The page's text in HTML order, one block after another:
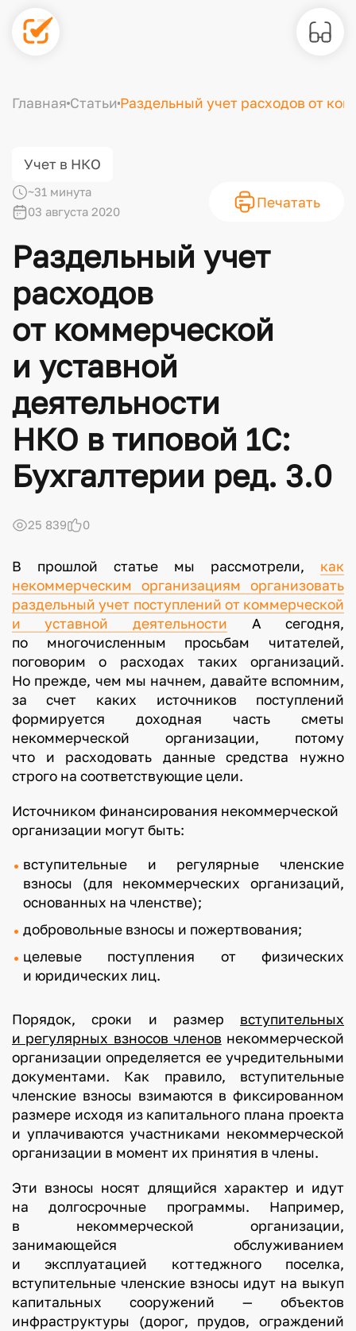
Главная Статьи Раздельный учет расходов от
Учет в НКО
~31 минута
03 августа 2020
Печатать
Раздельный учет
расходов
от коммерческой
и уставной
деятельности
НКО в типовой 1С:
Бухгалтерии ред. 3.0
25 839 0
В прошлой статье мы рассмотрели, как
некоммерческим организациям организовать
раздельный учет поступлений от коммерческой
и уставной деятельности А сегодня,
по многочисленным просьбам читателей,
поговорим о расходах таких организаций.
Но прежде, чем мы начнем, давайте вспомним,
за счет каких источников поступлений
формируется доходная часть сметы
некоммерческой организации, потому
что и расходовать данные средства нужно
строго на соответствующие цели.
Источником финансирования некоммерческой
организации могут быть:
вступительные и регулярные членские
взносы (для некоммерческих организаций,
основанных на членстве);
добровольные взносы и пожертвования;
целевые поступления от физических
и юридических лиц.
Порядок, сроки и размер вступительных
и регулярных взносов членов некоммерческой
организации определяется ее учредительными
документами. Как правило, вступительные
членские взносы взимаются в фиксированном
размере исходя из капитального плана проекта
и уплачиваются участниками некоммерческой
организации в момент их принятия в члены.
Эти взносы носят длящийся характер и идут
на долгосрочные программы. Например,
в некоммерческой организации,
занимающейся обслуживанием
и эксплуатацией коттеджного поселка,
вступительные членские взносы идут на выкуп
капитальных сооружений — объектов
инфраструктуры (дорог, прудов, ограждений